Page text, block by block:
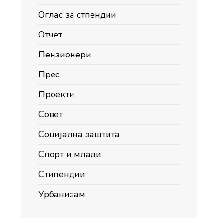
Оглас за стпендии
Отчет
Пензионери
Прес
Проекти
Совет
Социјална заштита
Спорт и млади
Стипендии
Урбанизам